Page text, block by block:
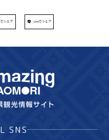
でシェア Lineでシェア
SNS